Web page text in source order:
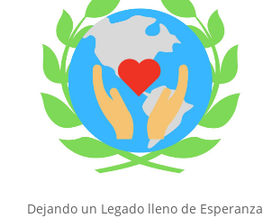
Dejando un Legado lleno de Esperanza